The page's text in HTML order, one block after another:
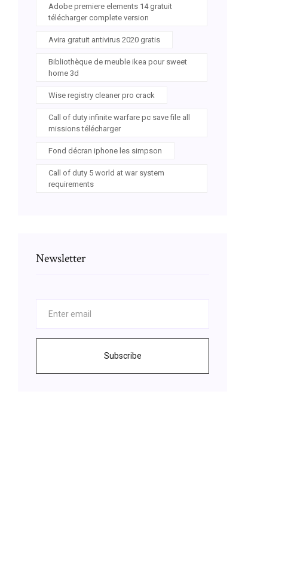
Adobe premiere elements 14 gratuit
télécharger complete version
Avira gratuit antivirus 2020 gratis
Bibliothèque de meuble ikea pour sweet
home 3d
Wise registry cleaner pro crack
Call of duty infinite warfare pc save file all
missions télécharger
Fond décran iphone les simpson
Call of duty 5 world at war system
requirements
Newsletter
Subscribe